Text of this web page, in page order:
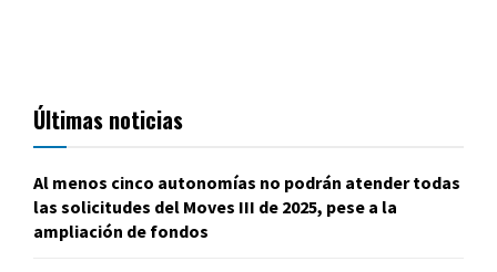
Últimas noticias
Al menos cinco autonomías no podrán atender todas
las solicitudes del Moves III de 2025, pese a la
ampliación de fondos